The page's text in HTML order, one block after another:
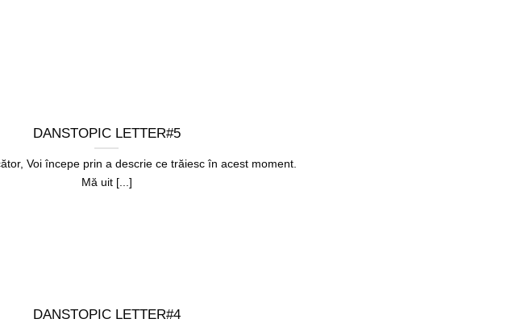
DANSTOPIC LETTER#5
Voi începe prin a descrie ce trăiesc în acest moment.
Mă uit [...]
DANSTOPIC LETTER#4